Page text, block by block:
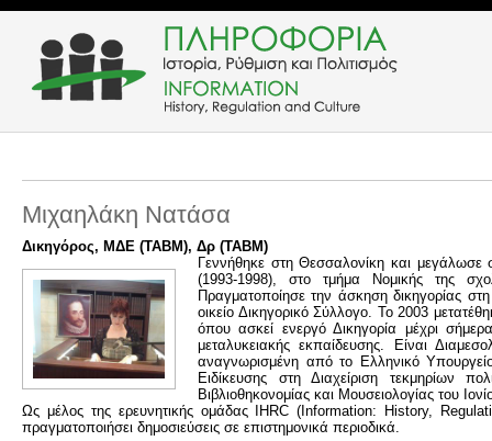
Μιχαηλάκη Νατάσα
Δικηγόρος, ΜΔΕ (ΤΑΒΜ), Δρ (ΤΑΒΜ)
Γεννήθηκε στη Θεσσαλονίκη και μεγάλωσε
(1993-1998), στο τμήμα Νομικής της
Πραγματοποίησε την άσκηση δικηγορίας
οικείο Δικηγορικό Σύλλογο. Το 2003
όπου ασκεί ενεργό Δικηγορία μέχρι
μεταλυκειακής εκπαίδευσης. Είναι
αναγνωρισμένη από το Ελληνικό
Ειδίκευσης στη Διαχείριση τεκμηρίων
Βιβλιοθηκονομίας και Μουσειολογίας του
Ως μέλος της ερευνητικής ομάδας IHRC (Information: History,
πραγματοποιήσει δημοσιεύσεις σε επιστημονικά περιοδικά.